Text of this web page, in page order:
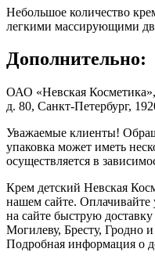
Небольшое количество
легкими массирующими
Дополнительно:
ОАО «Невская
д. 80, Санкт-Петербург,
Уважаемые клиенты!
упаковка может иметь
осуществляется в
Крем детский Невская
нашем сайте.
на сайте быструю
Могилеву, Бресту, Гродно
Подробная информация о